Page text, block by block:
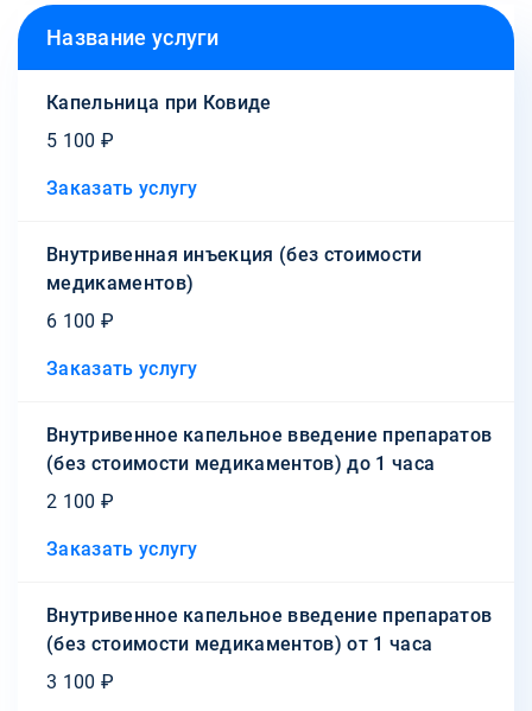
Название услуги
Капельница при Ковиде
5 100 ₽
Заказать услугу
Внутривенная инъекция (без стоимости
медикаментов)
6 100 ₽
Заказать услугу
Внутривенное капельное введение препаратов
(без стоимости медикаментов) до 1 часа
2 100 ₽
Заказать услугу
Внутривенное капельное введение препаратов
(без стоимости медикаментов) от 1 часа
3 100 ₽